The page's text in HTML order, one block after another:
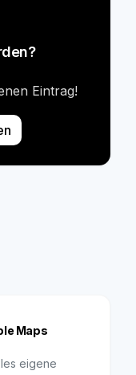
Eintrag!
Maps
eigene